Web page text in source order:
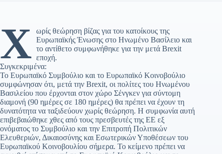
Χ ωρίς θεώρηση βίζας για του κατοίκους της
Ευρωπαϊκής Ένωσης στο Ηνωμένο Βασίλειο και
το αντίθετο συμφωνήθηκε για την μετά Brexit
εποχή.
Συγκεκριμένα:
Το Ευρωπαϊκό Συμβούλιο και το Ευρωπαϊκό Κοινοβούλιο
συμφώνησαν ότι, μετά την Brexit, οι πολίτες του Ηνωμένου
Βασιλείου που έρχονται στον χώρο Σένγκεν για σύντομη
διαμονή (90 ημέρες σε 180 ημέρες) θα πρέπει να έχουν τη
δυνατότητα να ταξιδεύουν χωρίς θεώρηση. Η συμφωνία αυτή
επιβεβαιώθηκε χθες από τους πρεσβευτές της ΕΕ εξ
ονόματος το Συμβούλιο και την Επιτροπή Πολιτικών
Ελευθεριών, Δικαιοσύνης και Εσωτερικών Υποθέσεων του
Ευρωπαϊκού Κοινοβουλίου σήμερα. Το κείμενο πρέπει να